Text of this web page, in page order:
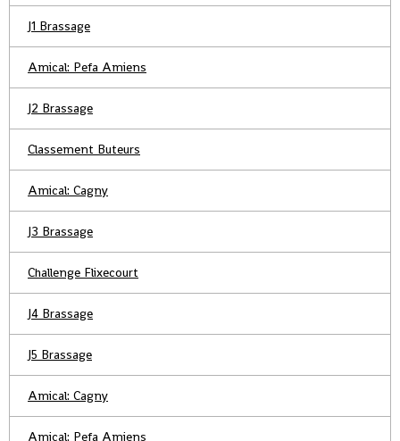
J1 Brassage
Amical: Pefa Amiens
J2 Brassage
Classement Buteurs
Amical: Cagny
J3 Brassage
Challenge Flixecourt
J4 Brassage
J5 Brassage
Amical: Cagny
Amical: Pefa Amiens